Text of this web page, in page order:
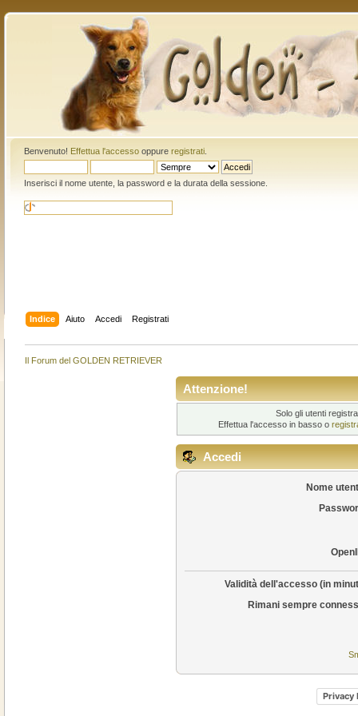
Benvenuto! Effettua l'accessooppure registrati.
Inserisci il nome utente, la password e la durata della sessione.
Indice Aiuto Accedi Registrati
Il Forum del GOLDEN RETRIEVER
Attenzione!
Solo gli utenti
Effettua l'accesso in basso o
Accedi
Nome
Validità dell'accesso (in
Rimani sempre
Privacy